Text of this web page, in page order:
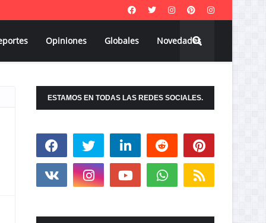
Opiniones Globales Novedades
ESTAMOS EN TODAS LAS REDES SOCIALES.